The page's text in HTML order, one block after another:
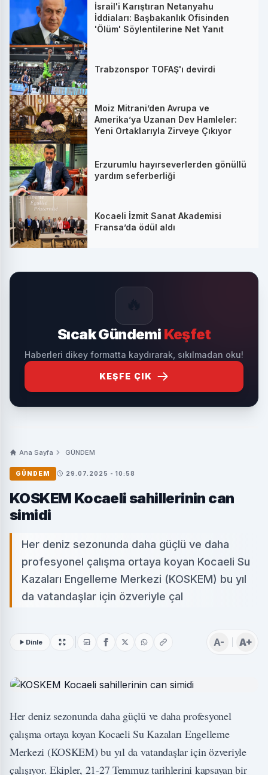
İsrail'i Karıştıran Netanyahu
İddiaları: Başbakanlık Ofisinden
'Ölüm' Söylentilerine Net Yanıt
Trabzonspor TOFAŞ'ı devirdi
Moiz Mitrani’den Avrupa ve
Amerika’ya Uzanan Dev Hamleler:
Yeni Ortaklarıyla Zirveye Çıkıyor
Erzurumlu hayırseverlerden gönüllü
yardım seferberliği
Kocaeli İzmit Sanat Akademisi
Fransa’da ödül aldı
Sıcak Gündemi Keşfet
Haberleri dikey formatta kaydırarak, sıkılmadan oku!
KEŞFE ÇIK
Ana Sayfa GÜNDEM
GÜNDEM 29.07.2025 - 10:58
KOSKEM Kocaeli sahillerinin can
simidi
Her deniz sezonunda daha güçlü ve daha
profesyonel çalışma ortaya koyan Kocaeli Su
Kazaları Engelleme Merkezi (KOSKEM) bu yıl
da vatandaşlar için özveriyle çal
Dinle A- A+
Her deniz sezonunda daha güçlü ve daha profesyonel
çalışma ortaya koyan Kocaeli Su Kazaları Engelleme
Merkezi (KOSKEM) bu yıl da vatandaşlar için özveriyle
çalışıyor. Ekipler, 21-27 Temmuz tarihlerini kapsayan bir